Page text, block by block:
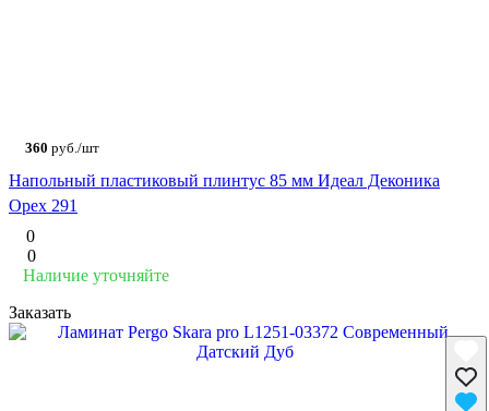
360 руб./шт
Напольный пластиковый плинтус 85 мм Идеал Деконика
Орех 291
0
0
Наличие уточняйте
Заказать